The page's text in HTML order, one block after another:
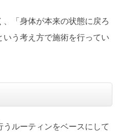
、「身体が本来の状態に戻ろ
いう考え方で施術を行ってい
ルーティンをベースにして